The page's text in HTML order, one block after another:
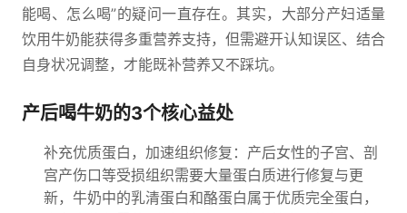
能喝、怎么喝”的疑问一直存在。其实，大部分产妇适量
饮用牛奶能获得多重营养支持，但需避开认知误区、结合
自身状况调整，才能既补营养又不踩坑。
产后喝牛奶的3个核心益处
补充优质蛋白，加速组织修复：产后女性的子宫、剖
宫产伤口等受损组织需要大量蛋白质进行修复与更
新，牛奶中的乳清蛋白和酪蛋白属于优质完全蛋白，